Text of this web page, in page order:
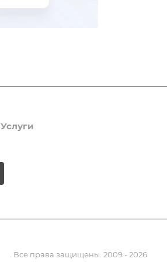
Услуги
. Все права защищены. 2009 - 2026